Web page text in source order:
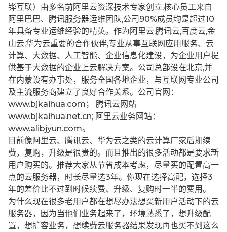
铧互联）由多名前阿里云资深技术专家创立,核心员工来自
阿里巴巴、腾讯服务器运维团队,公司90%成员均是超过10
年具备专业运维经验的精英。作为阿里云,腾讯云,百度云,金
山云,华为云重要的合作伙伴,专业从事互联网应用服务、云
计算、大数据、人工智能、企业信息化建设，为企业用户提
供基于大数据的企业上云解决方案。公司总部设在北京,并
在内蒙设有办事处，服务全国各地企业，与互联网专业公司
及主流服务商建立了良好合作关系。公司官网：
www.bjkaihua.com； 腾讯云网站
www.bjkaihua.net.cn; 阿里云业务网站：
www.alibjyun.com。
目前像阿里云、腾讯云、华为云之类的云计算厂家后期续
费，复购，升级是很贵的。而且推出的很多活动都是要求新
用户购买的。推荐大家从节省成本考虑，尽量买的配置高一
点的云服务器，时长尽量选3年。你现在选择高配，选择3
年的差价比不过到时候续费、升级、复购时一半的费用。
为什么现在很多老用户都在想尽办法想买新用户活动下的云
服务器，因为当他们业务起来了，环境熟悉了，想升级配
置，想扩容业务，想续费云服务器结果发现再也买不到这么